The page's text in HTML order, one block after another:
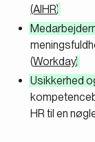
(AIHR)
(Workday)
Usikkerhed
HR til en